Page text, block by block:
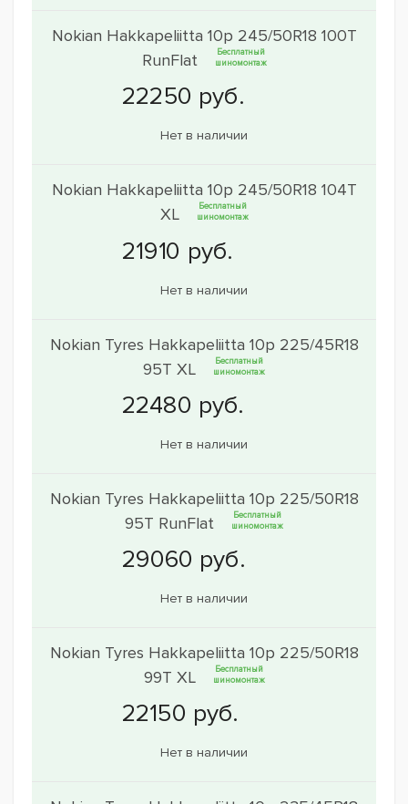
Nokian Hakkapeliitta 10p 245/50R18 100T
RunFlat
Бесплатный
шиномонтаж
Нет в наличии
Nokian Hakkapeliitta 10p 245/50R18 104T
XL
Бесплатный
шиномонтаж
Нет в наличии
Nokian Tyres Hakkapeliitta 10p 225/45R18
95T XL
Бесплатный
шиномонтаж
Нет в наличии
Nokian Tyres Hakkapeliitta 10p 225/50R18
95T RunFlat
Бесплатный
шиномонтаж
Нет в наличии
Nokian Tyres Hakkapeliitta 10p 225/50R18
99T XL
Бесплатный
шиномонтаж
Нет в наличии